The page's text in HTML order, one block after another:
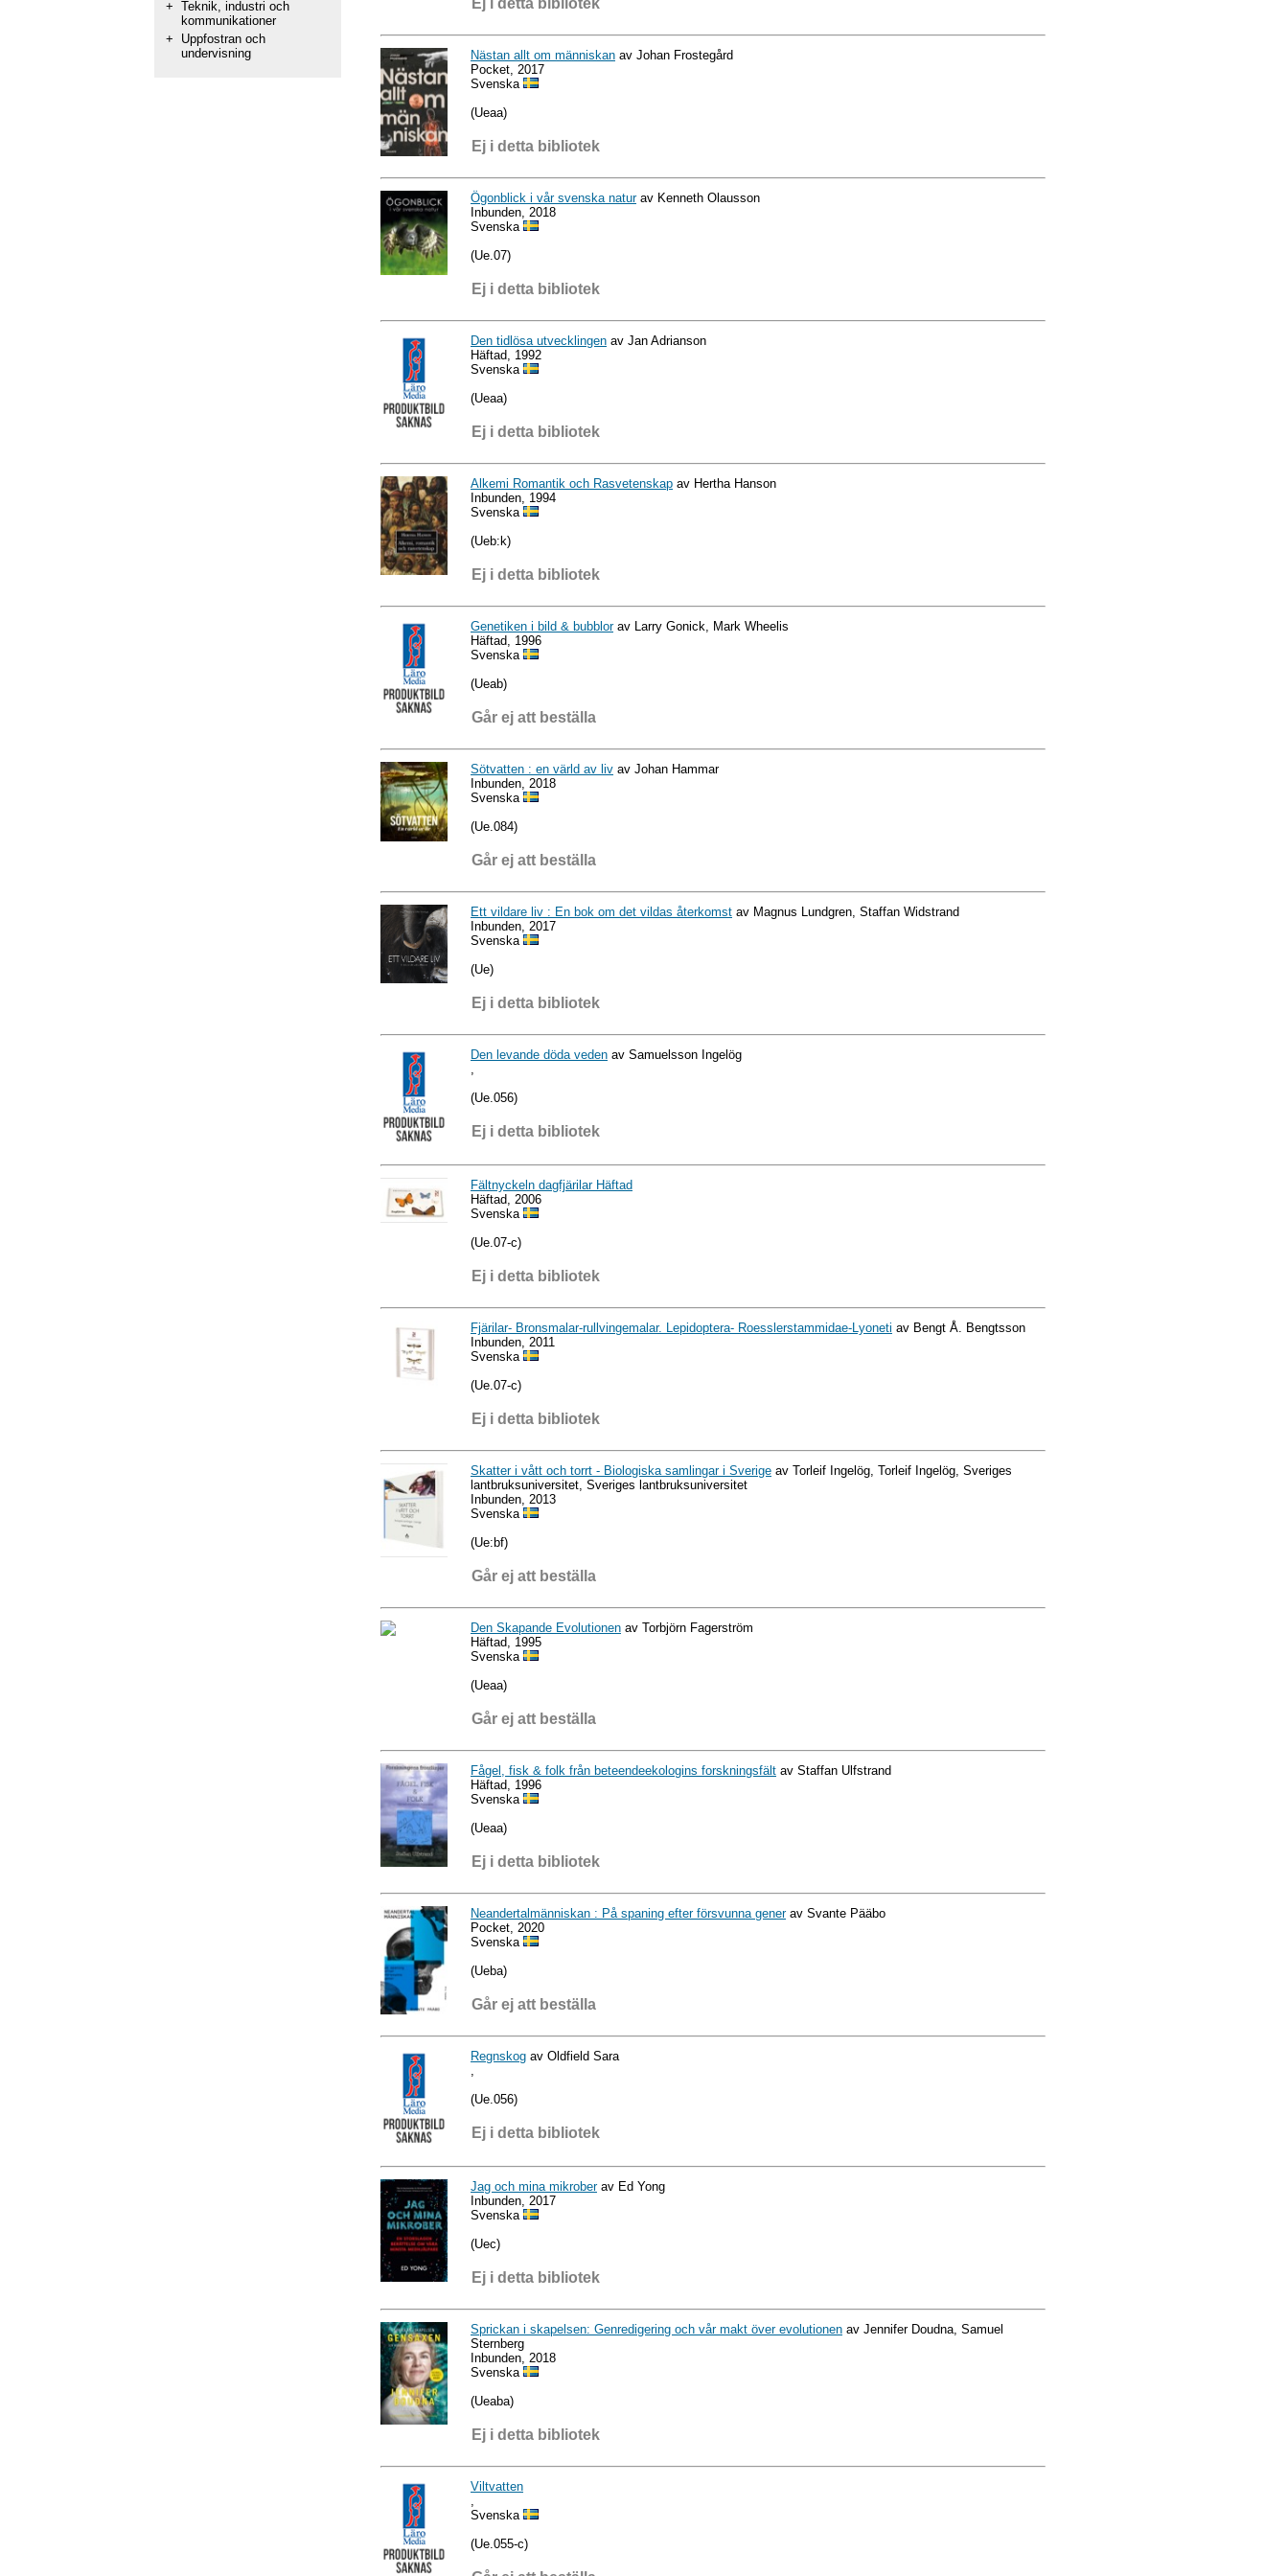
+ Teknik, industri och
kommunikationer
+
Uppfostran och
undervisning
Nästan allt om människan av Johan Frostegård
Pocket, 2017
Svenska
(Ueaa)
Ej i detta bibliotek
Ögonblick i vår svenska naturav Kenneth Olausson
Inbunden, 2018
Svenska
(Ue.07)
Ej i detta bibliotek
Den tidlösa utvecklingen av Jan Adrianson
Häftad, 1992
Svenska
(Ueaa)
Ej i detta bibliotek
Alkemi Romantik och Rasvetenskap av Hertha Hanson
Inbunden, 1994
Svenska
(Ueb:k)
Ej i detta bibliotek
Genetiken i bild & bubblorav Larry Gonick, Mark Wheelis
Häftad, 1996
Svenska
(Ueab)
Går ej att beställa
Sötvatten : en värld av liv av Johan Hammar
Inbunden, 2018
Svenska
(Ue.084)
Går ej att beställa
Ett vildare liv : En bok om det vildas återkomst av Magnus Lundgren, Staffan Widstrand
Inbunden, 2017
Svenska
(Ue)
Ej i detta bibliotek
Den levande döda veden av Samuelsson Ingelög
(Ue.056)
Ej i detta bibliotek
Fältnyckeln dagfjärilar Häftad
Häftad, 2006
Svenska
(Ue.07-c)
Ej i detta bibliotek
Fjärilar- Bronsmalar-rullvingemalar. Lepidoptera- Roesslerstammidae-Lyoneti av Bengt Å. Bengtsson
Inbunden, 2011
Svenska
(Ue.07-c)
Ej i detta bibliotek
Skatter i vått och torrt - Biologiska samlingar i Sverige av Torleif Ingelög, Torleif Ingelög, Sveriges
lantbruksuniversitet, Sveriges lantbruksuniversitet
Inbunden, 2013
Svenska
(Ue:bf)
Går ej att beställa
Den Skapande Evolutionen av Torbjörn Fagerström
Häftad, 1995
Svenska
(Ueaa)
Går ej att beställa
Fågel, fisk & folk från beteendeekologins forskningsfält av Staffan Ulfstrand
Häftad, 1996
Svenska
(Ueaa)
Ej i detta bibliotek
Neandertalmänniskan : På spaning efter försvunna generav Svante Pääbo
Pocket, 2020
Svenska
(Ueba)
Går ej att beställa
Regnskog av Oldfield Sara
(Ue.056)
Ej i detta bibliotek
Jag och mina mikroberav Ed Yong
Inbunden, 2017
Svenska
(Uec)
Ej i detta bibliotek
Sprickan i skapelsen: Genredigering och vår makt över evolutionen av Jennifer Doudna, Samuel
Sternberg
Inbunden, 2018
Svenska
(Ueaba)
Ej i detta bibliotek
Viltvatten
Svenska
(Ue.055-c)